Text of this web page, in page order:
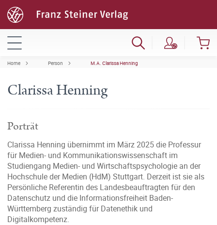
Home Person M.A. Clarissa Henning
Clarissa Henning
Porträt
Clarissa Henning übernimmt im März 2025 die Professur
für Medien- und Kommunikationswissenschaft im
Studiengang Medien- und Wirtschaftspsychologie an der
Hochschule der Medien (HdM) Stuttgart. Derzeit ist sie als
Persönliche Referentin des Landesbeauftragten für den
Datenschutz und die Informationsfreiheit Baden-
Württemberg zuständig für Datenethik und
Digitalkompetenz.